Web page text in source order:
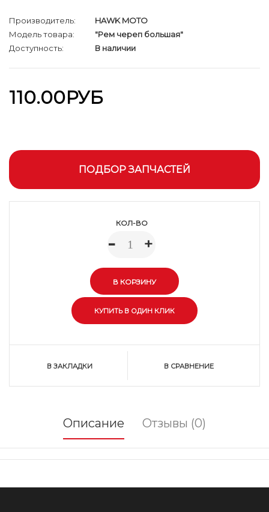
Производитель:
HAWK MOTO
Модель товара:
"Рем череп большая"
Доступность:
В наличии
110.00РУБ
ПОДБОР ЗАПЧАСТЕЙ
КОЛ-ВО
- +
В ЗАКЛАДКИ В СРАВНЕНИЕ
Описание Отзывы (0)